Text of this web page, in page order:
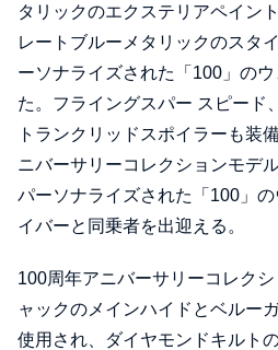
タリックのエクステリアペイン
レートブルーメタリックのスタ
ーソナライズされた「100」の
た。フライングスパー スピード
トランクリッドスポイラーも装
ニバーサリーコレクションモデ
パーソナライズされた「100」
イバーと同乗者を出迎える。
100周年アニバーサリーコレク
ャックのメインハイドとベルー
使用され、ダイヤモンドキルト